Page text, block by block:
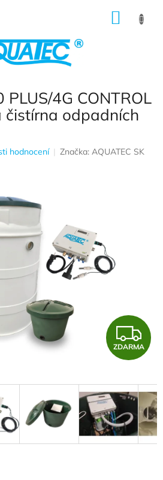
4G CONTROL
odpadních
je 0,0 z 5 hvězdiček.
hodnocení Značka: AQUATEC SK
ZDARMA